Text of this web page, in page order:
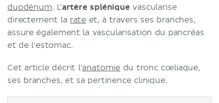
duodénum. L'artère splénique vascularise
directement la rate et, à travers ses branches,
assure également la vascularisation du pancréas
et de l'estomac.
Cet article décrit l'anatomie du tronc cœliaque,
ses branches, et sa pertinence clinique.